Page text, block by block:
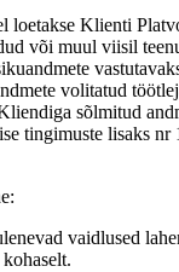
loetakse Klienti
või muul viisil
volitatud
sõlmitud
tingimuste lisaks nr
vaidlused